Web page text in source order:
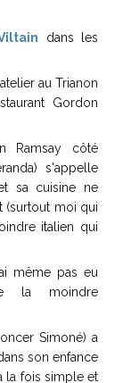
dans les
au Trianon
Gordon
Ramsay côté
s'appelle
sa cuisine ne
(surtout moi qui
italien qui
même pas eu
la moindre
Simoné) a
son enfance
la fois simple et